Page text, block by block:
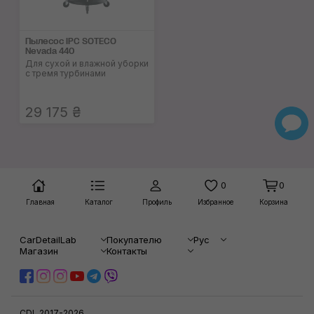
Пылесос IPC SOTECO
Nevada 440
Для сухой и влажной уборки
с тремя турбинами
29 175 ₴
Главная Каталог Профиль
0
Избранное
0
Корзина
CarDetailLab Покупателю
Рус
Магазин
Контакты